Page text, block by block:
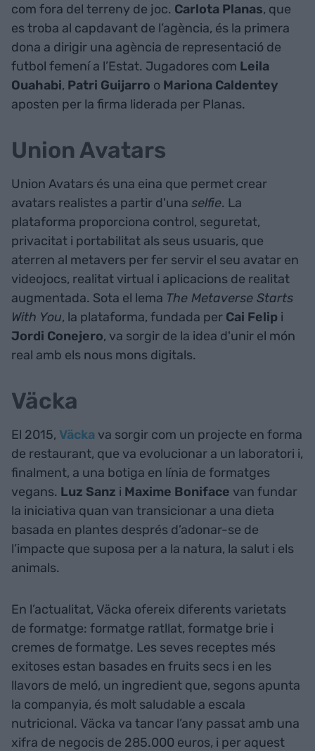
com fora del terreny de joc. Carlota Planas, que
es troba al capdavant de l’agència, és la primera
dona a dirigir una agència de representació de
futbol femení a l’Estat. Jugadores com Leila
Ouahabi, Patri Guijarro o Mariona Caldentey
aposten per la firma liderada per Planas.
Union Avatars
Union Avatars és una eina que permet crear
avatars realistes a partir d'una selfie. La
plataforma proporciona control, seguretat,
privacitat i portabilitat als seus usuaris, que
aterren al metavers per fer servir el seu avatar en
videojocs, realitat virtual i aplicacions de realitat
augmentada. Sota el lema The Metaverse Starts
With You, la plataforma, fundada per Cai Felip i
Jordi Conejero, va sorgir de la idea d'unir el món
real amb els nous mons digitals.
Väcka
El 2015, Väcka va sorgir com un projecte en forma
de restaurant, que va evolucionar a un laboratori i,
finalment, a una botiga en línia de formatges
vegans. Luz Sanz i Maxime Boniface van fundar
la iniciativa quan van transicionar a una dieta
basada en plantes després d’adonar-se de
l’impacte que suposa per a la natura, la salut i els
animals.
En l’actualitat, Väcka ofereix diferents varietats
de formatge: formatge ratllat, formatge brie i
cremes de formatge. Les seves receptes més
exitoses estan basades en fruits secs i en les
llavors de meló, un ingredient que, segons apunta
la companyia, és molt saludable a escala
nutricional. Väcka va tancar l’any passat amb una
xifra de negocis de 285.000 euros, i per aquest